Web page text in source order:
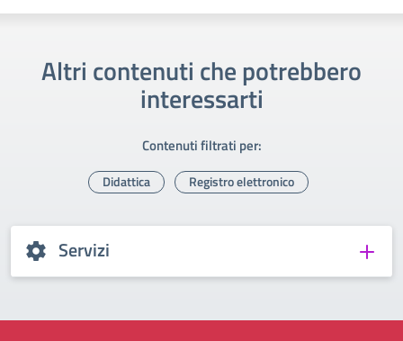
Altri contenuti che potrebbero
interessarti
Contenuti filtrati per:
Didattica Registro elettronico
Servizi